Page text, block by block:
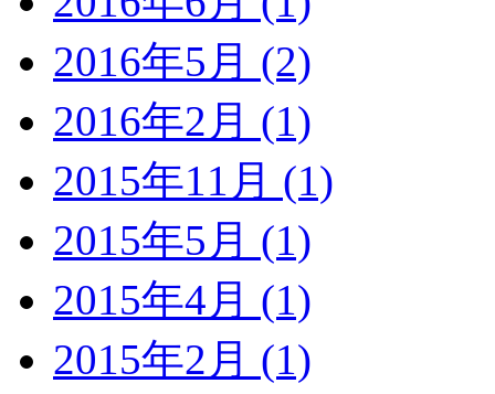
2016年5月 (2)
2016年2月 (1)
2015年11月 (1)
2015年5月 (1)
2015年4月 (1)
2015年2月 (1)